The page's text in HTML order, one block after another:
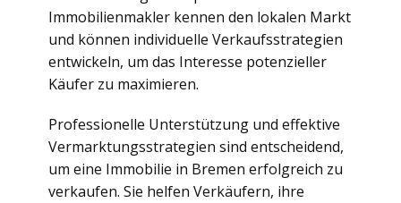
Immobilienmakler kennen den lokalen Markt
und können individuelle Verkaufsstrategien
entwickeln, um das Interesse potenzieller
Käufer zu maximieren.
Professionelle Unterstützung und effektive
Vermarktungsstrategien sind entscheidend,
um eine Immobilie in Bremen erfolgreich zu
verkaufen. Sie helfen Verkäufern, ihre